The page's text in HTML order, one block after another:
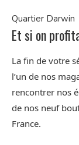
Quartier Darwin
Et si on
La fin de votre
l’un de nos
rencontrer nos
de nos neuf
France.